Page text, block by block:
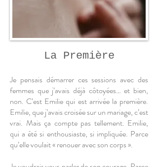
La Première
Je pensais démarrer ces sessions avec des
femmes que j’avais déjà côtoyées… et bien,
non. C’est Emilie qui est arrivée la première.
Emilie, que j’avais croisée sur un mariage, c’est
vrai. Mais ça compte pas tellement. Emilie,
qui a été si enthousiaste, si impliquée. Parce
qu’elle voulait « renouer avec son corps ».